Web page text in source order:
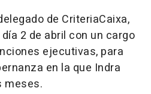
de CriteriaCaixa,
2 de abril con un cargo
ejecutivas, para
en la que Indra
meses.